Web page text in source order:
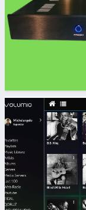
banner